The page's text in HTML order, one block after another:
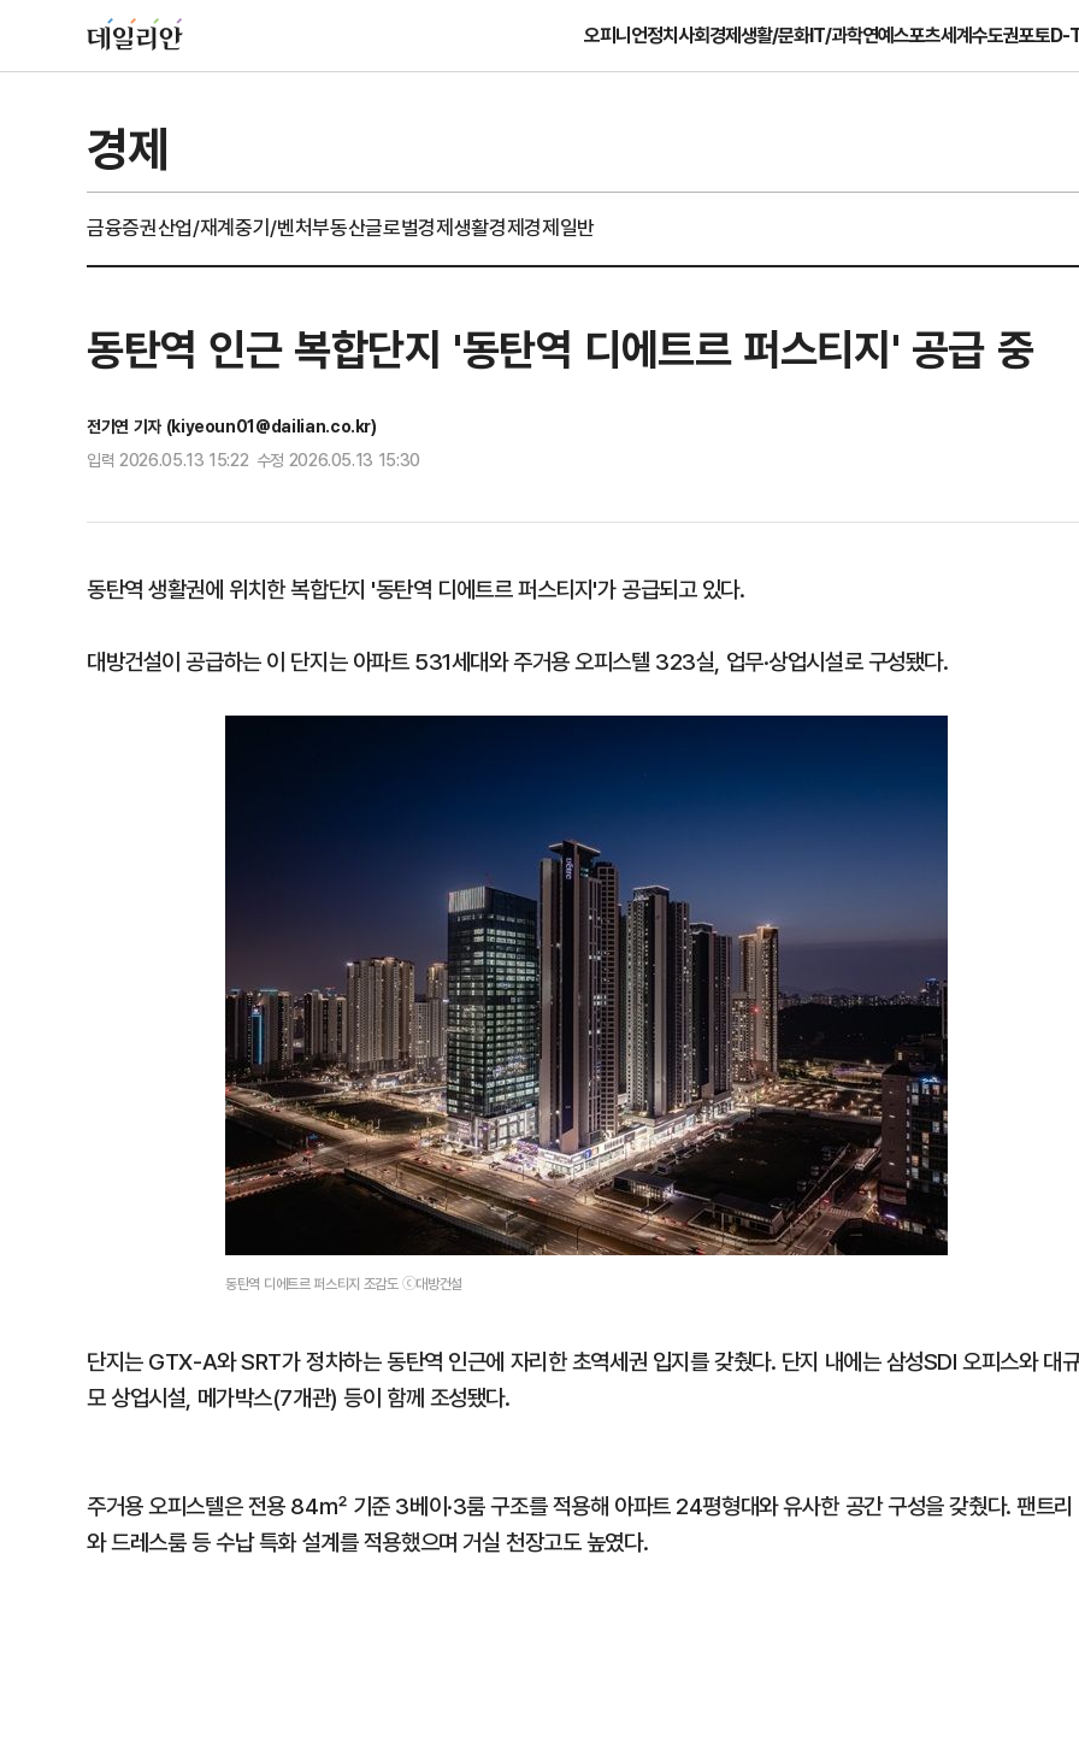
오피니언정치사회경제생활/문화IT/과학연예스포츠세계수도권포토D-
경제
금융증권산업/재계중기/벤처부동산글로벌경제생활경제경제일반
동탄역 인근 복합단지 '동탄역 디에트르 퍼스티지' 공급 중
전기연 기자 (kiyeoun01@dailian.co.kr)
입력 2026.05.13 15:22 수정 2026.05.13 15:30
동탄역 생활권에 위치한 복합단지 '동탄역 디에트르 퍼스티지'가 공급되고 있다.
대방건설이 공급하는 이 단지는 아파트 531세대와 주거용 오피스텔 323실, 업무·상업시설로 구성됐다.
동탄역 디에트르 퍼스티지 조감도 ⓒ대방건설
단지는 GTX-A와 SRT가 정차하는 동탄역 인근에 자리한 초역세권 입지를 갖췄다. 단지 내에는 삼성SDI 오피스와 대
모 상업시설, 메가박스(7개관) 등이 함께 조성됐다.
주거용 오피스텔은 전용 84㎡ 기준 3베이·3룸 구조를 적용해 아파트 24평형대와 유사한 공간 구성을 갖췄다. 팬트리
와 드레스룸 등 수납 특화 설계를 적용했으며 거실 천장고도 높였다.
1
[데일리안 오늘뉴스 종합] 축
무기고 고갈'에 국방장관 질책
美 원정출산 전면 차단…트럼
민권 금지' 행정명령 서명